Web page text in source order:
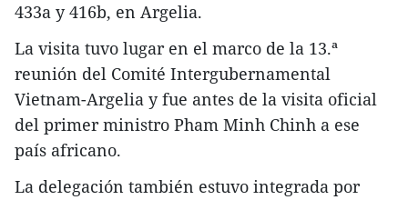
433a y 416b, en Argelia.
La visita tuvo lugar en el marco de la 13.ª
reunión del Comité Intergubernamental
Vietnam-Argelia y fue antes de la visita oficial
del primer ministro Pham Minh Chinh a ese
país africano.
La delegación también estuvo integrada por